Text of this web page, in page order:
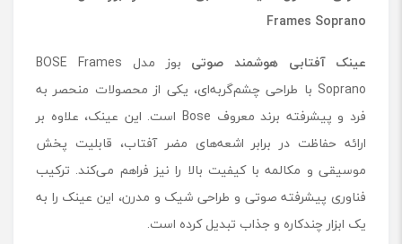
Frames Soprano
عینک آفتابی هوشمند صوتی
بوز مدل BOSE Frames
Soprano با طراحی چشم‌گربه‌ای، یکی از محصولات منحصر به
فرد و پیشرفته برند معروف Bose است. این عینک، علاوه بر
ارائه حفاظت در برابر اشعه‌های مضر آفتاب، قابلیت پخش
موسیقی و مکالمه با کیفیت بالا را نیز فراهم می‌کند. ترکیب
فناوری پیشرفته صوتی و طراحی شیک و مدرن، این عینک را به
یک ابزار چندکاره و جذاب تبدیل کرده است.